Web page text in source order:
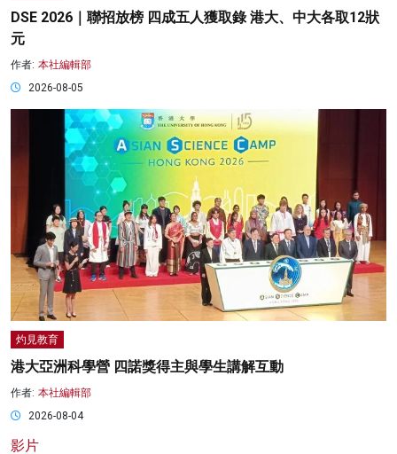
DSE 2026｜聯招放榜 四成五人獲取錄 港大、中大各取12狀
元
作者: 本社編輯部
2026-08-05
灼見教育
港大亞洲科學營 四諾獎得主與學生講解互動
作者: 本社編輯部
2026-08-04
影片